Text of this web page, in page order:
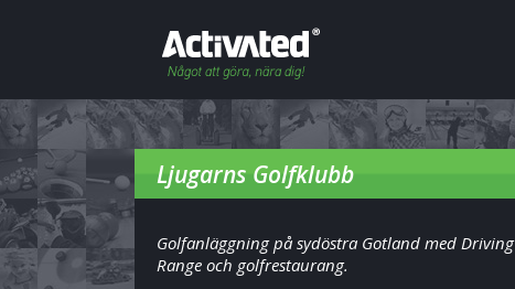
Ljugarns Golfklubb
Golfanläggning på sydöstra Gotland med Driving
Range och golfrestaurang.